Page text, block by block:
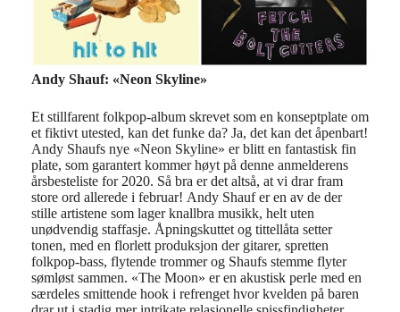
Andy Shauf: «Neon Skyline»
Et stillfarent folkpop-album skrevet som en konseptplate om
et fiktivt utested, kan det funke da? Ja, det kan det åpenbart!
Andy Shaufs nye «Neon Skyline» er blitt en fantastisk fin
plate, som garantert kommer høyt på denne anmelderens
årsbesteliste for 2020. Så bra er det altså, at vi drar fram
store ord allerede i februar! Andy Shaufer en av de der
stille artistene som lager knallbra musikk, helt uten
unødvendig staffasje. Åpningskuttet og tittellåta setter
tonen, med en florlett produksjon der gitarer, spretten
folkpop-bass, flytende trommerog Shaufs stemme flyter
sømløst sammen. «The Moon» er en akustisk perle med en
særdeles smittende hook i refrenget hvor kvelden på baren